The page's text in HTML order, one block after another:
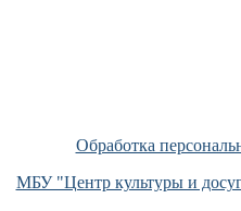
Обработка
МБУ "Центр культуры и